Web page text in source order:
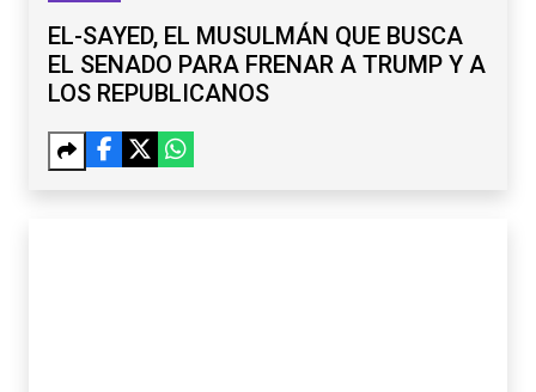
EL-SAYED, EL MUSULMÁN QUE BUSCA
EL SENADO PARA FRENAR A TRUMP Y A
LOS REPUBLICANOS